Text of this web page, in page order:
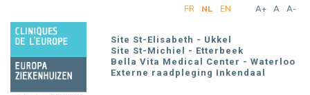
en
naar
inhoud
gaan
A+ A A-
FR NL EN
Site St-Elisabeth - Ukkel
Site St-Michiel - Etterbeek
Bella Vita Medical Center - Waterloo
Externe raadpleging Inkendaal